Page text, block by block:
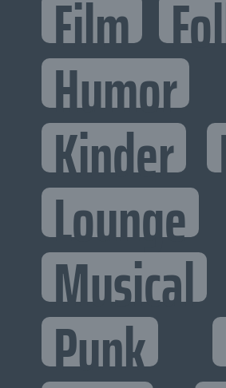
Film
Humor
Kinder
Lounge
Musical
Punk